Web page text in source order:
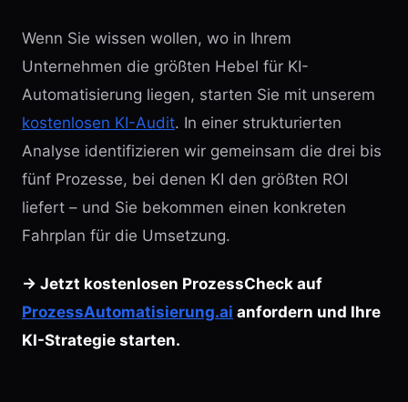
Wenn Sie wissen wollen, wo in Ihrem
Unternehmen die größten Hebel für KI-
Automatisierung liegen, starten Sie mit unserem
kostenlosen KI-Audit. In einer strukturierten
Analyse identifizieren wir gemeinsam die drei bis
fünf Prozesse, bei denen KI den größten ROI
liefert – und Sie bekommen einen konkreten
Fahrplan für die Umsetzung.
→ Jetzt kostenlosen ProzessCheck auf
ProzessAutomatisierung.ai anfordern und Ihre
KI-Strategie starten.